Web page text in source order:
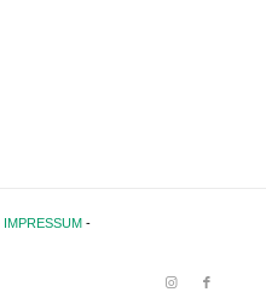
IMPRESSUM-